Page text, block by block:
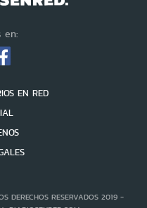
en:
EN RED
DERECHOS RESERVADOS 2019 -